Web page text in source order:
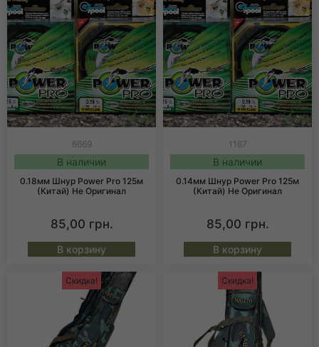
6669
В наличии
0.18мм Шнур Power Pro 125м
(Китай) Не Оригинал
85,00 грн.
В корзину
1167
В наличии
0.14мм Шнур Power Pro 125м
(Китай) Не Оригинал
85,00 грн.
В корзину
Скидка! Скидка!